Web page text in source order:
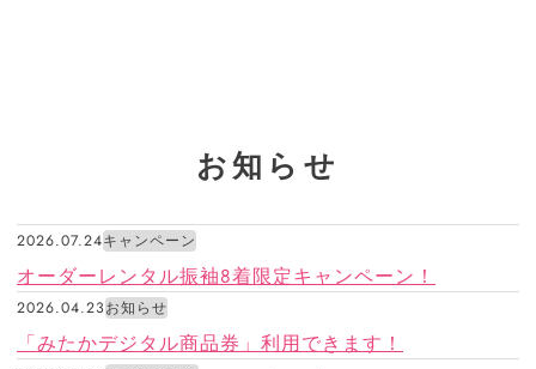
お知らせ
2026.07.24キャンペーン
オーダーレンタル振袖8着限定キャンペーン！
2026.04.23お知らせ
「みたかデジタル商品券」利用できます！